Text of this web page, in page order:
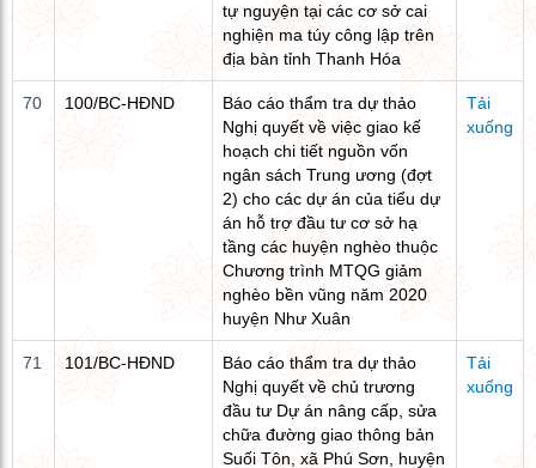
tự nguyện tại các cơ sở cai
nghiện ma túy công lập trên
địa bàn tỉnh Thanh Hóa
70 100/BC-HĐND
Báo cáo thẩm tra dự thảo
Nghị quyết về việc giao kế
hoạch chi tiết nguồn vốn
ngân sách Trung ương (đợt
2) cho các dự án của tiểu dự
án hỗ trợ đầu tư cơ sở hạ
tầng các huyện nghèo thuộc
Chương trình MTQG giảm
nghèo bền vũng năm 2020
huyện Như Xuân
Tải
xuống
71 101/BC-HĐND
Báo cáo thẩm tra dự thảo
Nghị quyết về chủ trương
đầu tư Dự án nâng cấp, sửa
chữa đường giao thông bản
Suối Tôn, xã Phú Sơn, huyện
Tải
xuống